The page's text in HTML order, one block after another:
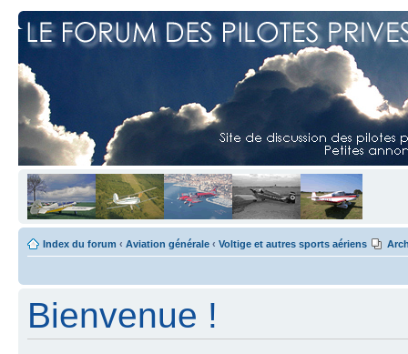
Index du forum ‹ Aviation générale ‹ Voltige et autres sports aériens
Bienvenue !